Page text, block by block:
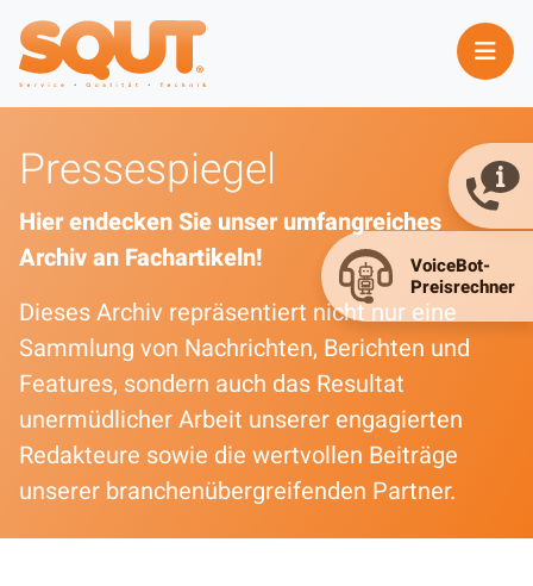
Pressespiegel
Hier endecken Sie unser umfangreiches
Archiv an Fachartikeln!
Dieses Archiv repräsentiert nicht nur eine
Sammlung von Nachrichten, Berichten und
Features, sondern auch das Resultat
unermüdlicher Arbeit unserer engagierten
Redakteure sowie die wertvollen Beiträge
unserer branchenübergreifenden Partner.